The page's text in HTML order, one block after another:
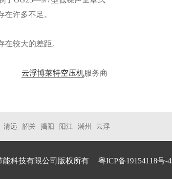
许多不足。
较大的差距。
云浮博莱特空压机服务商
清远 韶关 揭阳 阳江 潮州 云浮
能科技有限公司版权所有 粤ICP备19154118号-4